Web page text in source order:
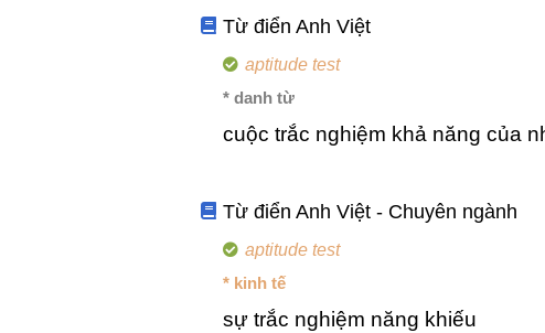
Từ điển Anh Việt
aptitude test
* danh từ
cuộc trắc nghiệm khả năng của
Từ điển Anh Việt - Chuyên ngành
aptitude test
* kinh tế
sự trắc nghiệm năng khiếu